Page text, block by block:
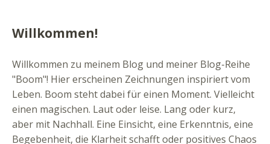
Willkommen!
Willkommen zu meinem Blog und meiner Blog-Reihe
"Boom"! Hier erscheinen Zeichnungen inspiriert vom
Leben. Boom steht dabei für einen Moment. Vielleicht
einen magischen. Laut oder leise. Lang oder kurz,
aber mit Nachhall. Eine Einsicht, eine Erkenntnis, eine
Begebenheit, die Klarheit schafft oder positives Chaos